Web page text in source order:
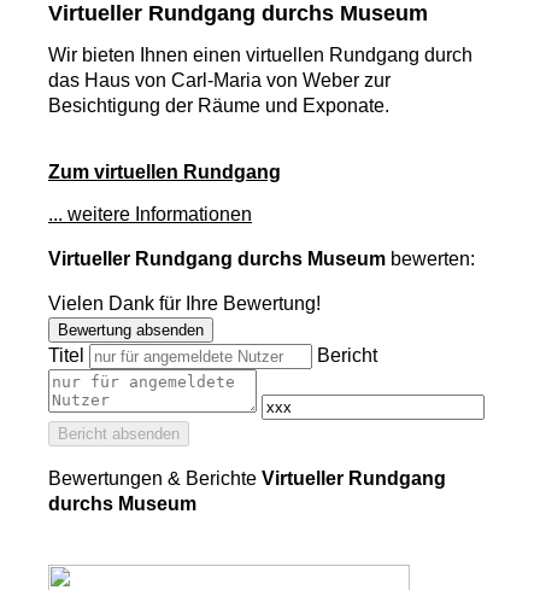
Virtueller Rundgang durchs Museum
Wir bieten Ihnen einen virtuellen Rundgang durch
das Haus von Carl-Maria von Weber zur
Besichtigung der Räume und Exponate.
Zum virtuellen Rundgang
... weitere Informationen
Virtueller Rundgang durchs Museum bewerten:
Vielen Dank für Ihre Bewertung!
Bewertung absenden
Titel Bericht
Bericht absenden
Bewertungen & Berichte Virtueller Rundgang
durchs Museum